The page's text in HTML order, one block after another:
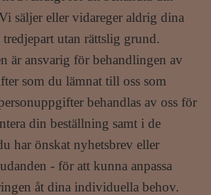
säljer eller vidareger aldrig dina
utan rättslig grund.
är ansvarig för behandlingen av
som du lämnat till oss som
behandlas av oss för
din beställning samt i de
har önskat nyhetsbrev eller
- för att kunna anpassa
åt dina individuella behov.